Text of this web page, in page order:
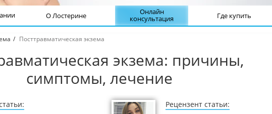
О Лостерине Онлайн
консультация Где купить
Посттравматическая экзема
экзема: причины,
симптомы, лечение
Рецензент статьи: